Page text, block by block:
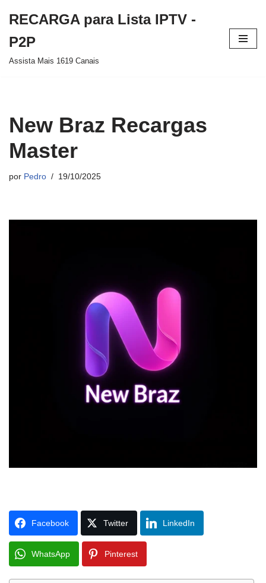
para
o
RECARGA para Lista IPTV -
P2P
Assista Mais 1619 Canais
New Braz Recargas
Master
por Pedro 19/10/2025
Facebook Twitter LinkedIn
WhatsApp Pinterest